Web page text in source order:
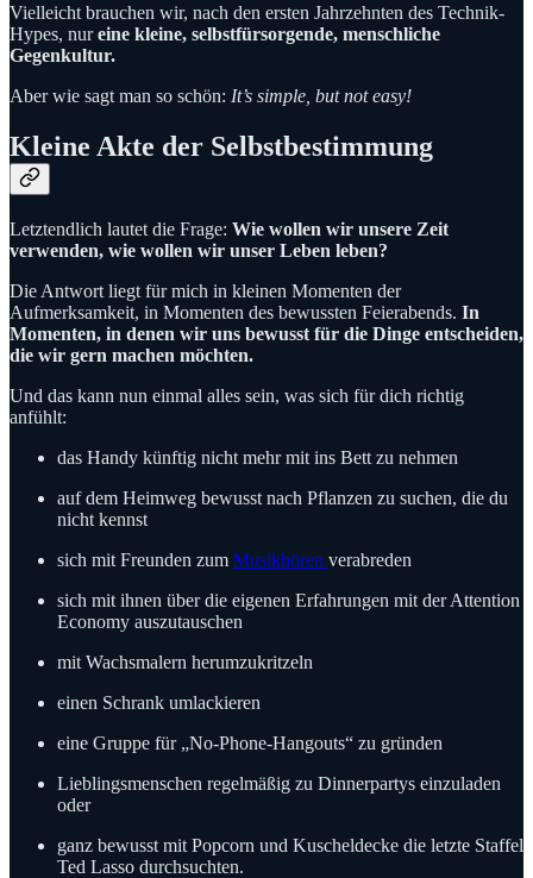
Vielleicht brauchen wir, nach den ersten Jahrzehnten des Technik-
Hypes, nureine kleine, selbstfürsorgende, menschliche
Gegenkultur.
Aber wie sagt man so schön: It’s simple, but not easy!
Kleine Akte der Selbstbestimmung
Letztendlich lautet die Frage: Wie wollen wir unsere Zeit
verwenden, wie wollen wir unser Leben leben?
Die Antwort liegt für mich in kleinen Momenten der
Aufmerksamkeit, in Momenten des bewussten Feierabends. In
Momenten, in denen wir uns bewusst für die Dinge entscheiden,
die wir gern machen möchten.
Und das kann nun einmal alles sein, was sich für dich richtig
anfühlt:
das Handy künftig nicht mehr mit ins Bett zu nehmen
auf dem Heimweg bewusst nach Pflanzen zu suchen, die du
nicht kennst
sich mit Freunden zum Musikhören verabreden
sich mit ihnen über die eigenen Erfahrungen mit der Attention
Economy auszutauschen
mit Wachsmalern herumzukritzeln
einen Schrank umlackieren
eine Gruppe für „No-Phone-Hangouts“ zu gründen
Lieblingsmenschen regelmäßig zu Dinnerpartys einzuladen
oder
ganz bewusst mit Popcorn und Kuscheldecke die letzte Staffel
Ted Lasso durchsuchten.